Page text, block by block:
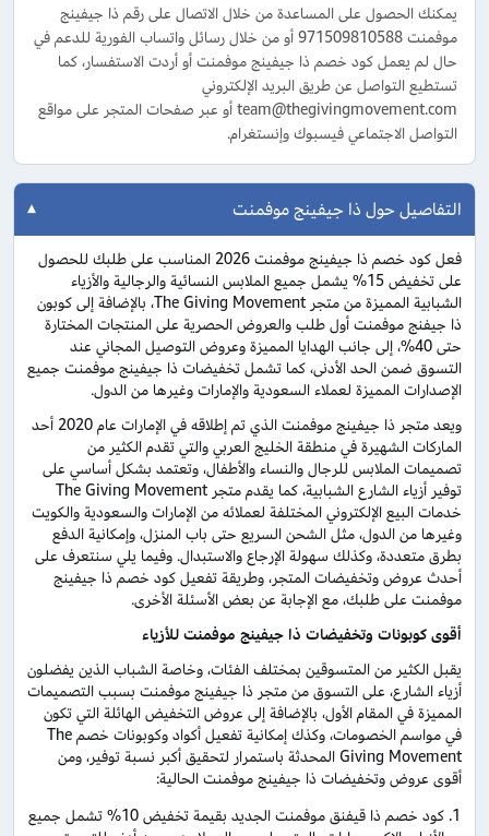
يمكنك الحصول على المساعدة من خلال الاتصال على رقم ذا جيفينج
موفمنت 971509810588 أو من خلال رسائل واتساب الفورية للدعم في
حال لم يعمل كود خصم ذا جيفينج موفمنت أو أردت الاستفسار، كما
تستطيع التواصل عن طريق البريد الإلكتروني
team@thegivingmovement.com أو عبر صفحات المتجر على مواقع
التواصل الاجتماعي فيسبوك وإنستغرام.
التفاصيل حول ذا جيفينج موفمنت
فعل كود خصم ذا جيفينج موفمنت 2026 المناسب على طلبك للحصول
على تخفيض 15% يشمل جميع الملابس النسائية والرجالية والأزياء
الشبابية المميزة من متجر The Giving Movement، بالإضافة إلى كوبون
ذا جيفنج موفمنت أول طلب والعروض الحصرية على المنتجات المختارة
حتى 40%، إلى جانب الهدايا المميزة وعروض التوصيل المجاني عند
التسوق ضمن الحد الأدنى، كما تشمل تخفيضات ذا جيفينج موفمنت جميع
الإصدارات المميزة لعملاء السعودية والإمارات وغيرها من الدول.
ويعد متجر ذا جيفينج موفمنت الذي تم إطلاقه في الإمارات عام 2020 أحد
الماركات الشهيرة في منطقة الخليج العربي والتي تقدم الكثير من
تصميمات الملابس للرجال والنساء والأطفال، وتعتمد بشكل أساسي على
توفير أزياء الشارع الشبابية، كما يقدم متجر The Giving Movement
خدمات البيع الإلكتروني المختلفة لعملائه من الإمارات والسعودية والكويت
وغيرها من الدول، مثل الشحن السريع حتى باب المنزل، وإمكانية الدفع
بطرق متعددة، وكذلك سهولة الإرجاع والاستبدال. وفيما يلي سنتعرف على
أحدث عروض وتخفيضات المتجر، وطريقة تفعيل كود خصم ذا جيفينج
موفمنت على طلبك، مع الإجابة عن بعض الأسئلة الأخرى.
أقوى كوبونات وتخفيضات ذا جيفينج موفمنت للأزياء
يقبل الكثير من المتسوقين بمختلف الفئات، وخاصة الشباب الذين يفضلون
أزياء الشارع، على التسوق من متجر ذا جيفينج موفمنت بسبب التصميمات
المميزة في المقام الأول، بالإضافة إلى عروض التخفيض الهائلة التي تكون
في مواسم الخصومات، وكذك إمكانية تفعيل أكواد وكوبونات خصم The
Giving Movement المحدثة باستمرار لتحقيق أكبر نسبة توفير، ومن
أقوى عروض وتخفيضات ذا جيفينج موفمنت الحالية:
كود خصم ذا قيفنق موفمنت الجديد بقيمة تخفيض 10% تشمل جميع